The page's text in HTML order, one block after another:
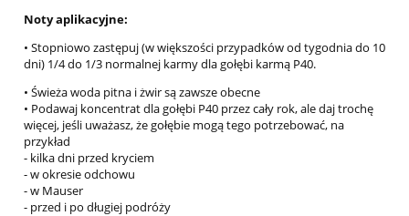
Noty aplikacyjne:
• Stopniowo zastępuj (w większości przypadków od tygodnia do 10
dni) 1/4 do 1/3 normalnej karmy dla gołębi karmą P40.
• Świeża woda pitna i żwir są zawsze obecne
• Podawaj koncentrat dla gołębi P40 przez cały rok, ale daj trochę
więcej, jeśli uważasz, że gołębie mogą tego potrzebować, na
przykład
- kilka dni przed kryciem
- w okresie odchowu
- w Mauser
- przed i po długiej podróży